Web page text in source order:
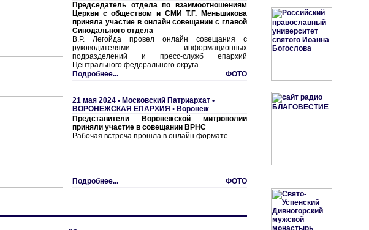
Председатель отдела по взаимоотношениям
Церкви с обществом и СМИ Т.Г. Меньшикова
приняла участие в онлайн совещании с главой
Синодального отдела
В.Р. Легойда провел онлайн совещания с
руководителями информационных
подразделений и пресс-служб епархий
Центрального федерального округа.
Подробнее...
ФОТО
21 мая 2024 • Московский Патриархат •
ВОРОНЕЖСКАЯ ЕПАРХИЯ • Воронеж
Представители Воронежской митрополии
приняли участие в совещании ВРНС
Рабочая встреча прошла в онлайн формате.
Подробнее... ФОТО